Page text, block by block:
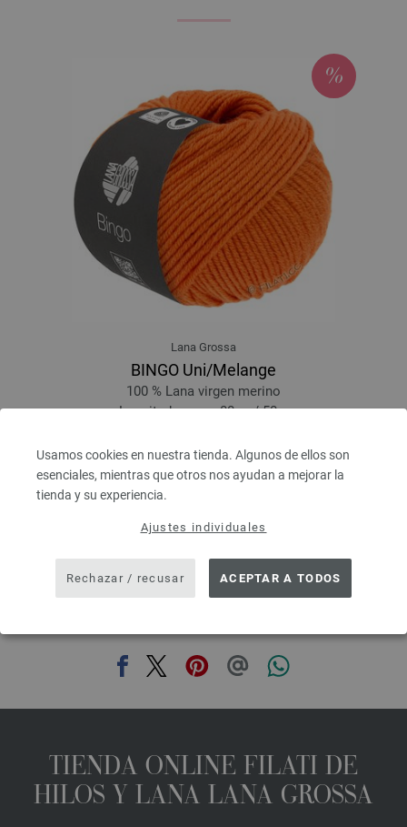
Usamos cookies en nuestra tienda. Algunos de ellos son
esenciales, mientras que otros nos ayudan a mejorar la
tienda y su experiencia.
Ajustes individuales
Rechazar / recusar ACEPTAR A TODOS
Lana Grossa
BINGO Uni/Melange
100 % Lana virgen merino
Longitud: aprox. 80 m / 50 g
3,28 €RRP:5,00 €
3,82 $
IVA no incluido, más gastos de envío, Precio base:65,60 € / kg
TIENDA ONLINE FILATI DE
HILOS Y LANA LANA GROSSA